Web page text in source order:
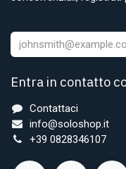
Entra in contatto
Contattaci
info@soloshop.it
+39 0828346107